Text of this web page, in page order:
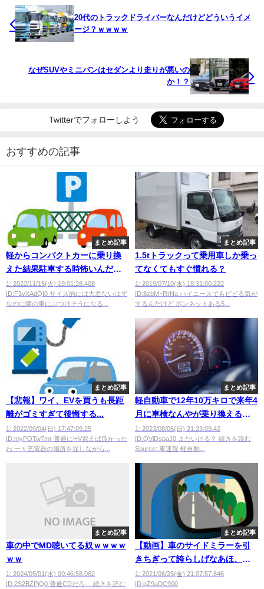
20代のトラックドライバーなんだけどどういうイメ
ージ？ｗｗｗｗ
なぜSUVやミニバンはセダンより走りが悪いの
か！？
Twitterでフォローしよう
おすすめの記事
まとめ記事
軽からコンパクトカーに乗り換
えた結果駐車する時怖いんだが
wwwwwww
1: 2022/11/15(火) 19:01:28.408
ID:F1vXAdQI0 サイズ的には大差ないはず
なのに隣の車にぶつけそうになる...
まとめ記事
1.5tトラックって乗用車しか乗っ
てなくてもすぐ慣れる？
1: 2019/07/10(水) 18:31:00.222
ID:8zbM+RrNa ハイエースでもビビる気が
するんだけど ボンネットある5...
まとめ記事
【悲報】ワイ、EVを買うも長距
離がゴミすぎて後悔する...
1: 2022/09/04(日) 17:47:09.25
ID:myPOTw7mr 普通にHV買えば良かった
わ 一々充電器の場所を探しながら...
まとめ記事
軽自動車で12年10万キロで来年4
月に車検なんやが乗り換えるべ
き？
1: 2023/08/06(日) 21:23:09.42
ID:QViDsbaJ0 まだいける？ 続きを読む
Source: 車速報 軽自動...
まとめ記事
車の中でMD聴いてる奴ｗｗｗｗ
ｗｗ
1: 2024/05/01(水) 00:46:58.062
ID:2S2BZPjQ0 普通CDだろ… 続きを読む
まとめ記事
【動画】車のサイドミラーを引
きちぎって誇らしげなあほ、発
見されるｗｗｗｗｗｗｗｗ
1: 2021/06/25(金) 21:07:57.646
ID:qZ9aDC900